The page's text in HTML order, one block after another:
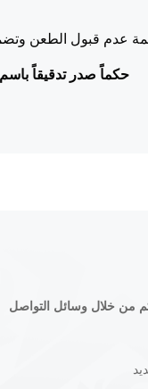
عدم قبول الطعن
حكماً صدر تدقيقاً باسم
من خلال وسائل التواصل